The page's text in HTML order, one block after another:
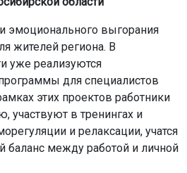
эмоционального выгорания
жителей региона. В
уже реализуются
для специалистов
этих проектов работники
участвуют в тренингах и
и релаксации, учатся
баланс между работой и личной